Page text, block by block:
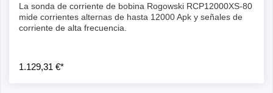
La sonda de corriente de bobina Rogowski RCP12000XS-80
mide corrientes alternas de hasta 12000 Apk y señales de
corriente de alta frecuencia.
1.129,31 €*